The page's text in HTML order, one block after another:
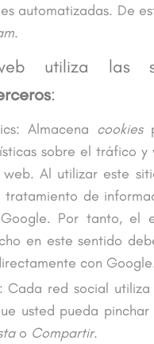
automatizadas. De
.
utiliza las
:
Almacena cookies
sobre el tráfico y
Al utilizar este
tratamiento de
Por tanto, el
en este sentido
con
Cada red social utiliza
usted pueda pinchar
o Compartir.